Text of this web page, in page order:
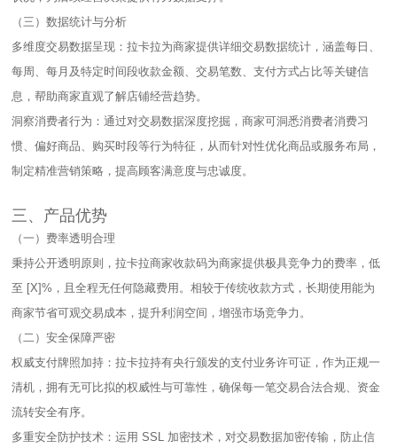
（三）数据统计与分析​
多维度交易数据呈现：拉卡拉为商家提供详细交易数据统计，涵盖每日、
每周、每月及特定时间段收款金额、交易笔数、支付方式占比等关键信
息，帮助商家直观了解店铺经营趋势。​
洞察消费者行为：通过对交易数据深度挖掘，商家可洞悉消费者消费习
惯、偏好商品、购买时段等行为特征，从而针对性优化商品或服务布局，
制定精准营销策略，提高顾客满意度与忠诚度。​
三、产品优势​
（一）费率透明合理​
秉持公开透明原则，拉卡拉商家收款码为商家提供极具竞争力的费率，低
至 [X]%，且全程无任何隐藏费用。相较于传统收款方式，长期使用能为
商家节省可观交易成本，提升利润空间，增强市场竞争力。​
（二）安全保障严密​
权威支付牌照加持：拉卡拉持有央行颁发的支付业务许可证，作为正规一
清机，拥有无可比拟的权威性与可靠性，确保每一笔交易合法合规、资金
流转安全有序。​
多重安全防护技术：运用 SSL 加密技术，对交易数据加密传输，防止信